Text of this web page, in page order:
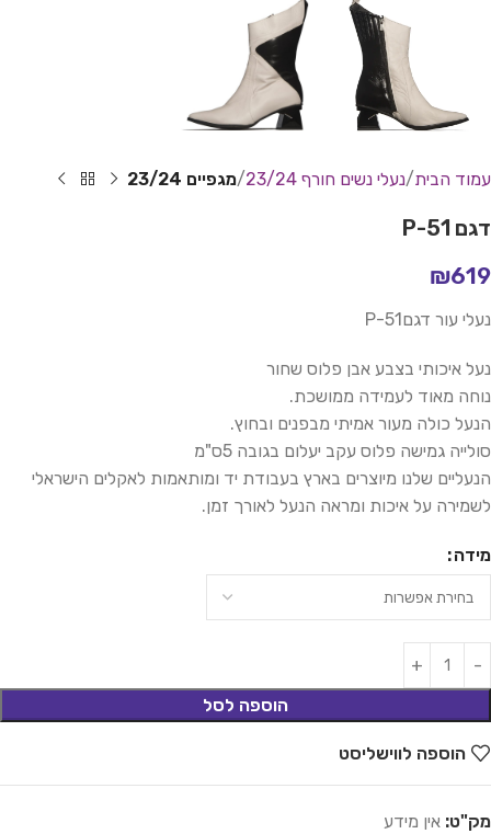
עמוד הבית נעלי נשים חורף 23/24 מגפיים 23/24
דגם P-51
₪619
נעלי עור דגםP-51
נעל איכותי בצבע אבן פלוס שחור
נוחה מאוד לעמידה ממושכת.
הנעל כולה מעור אמיתי מבפנים ובחוץ.
סולייה גמישה פלוס עקב יעלום בגובה 5ס"מ
הנעליים שלנו מיוצרים בארץ בעבודת יד ומותאמות לאקלים הישראלי
לשמירה על איכות ומראה הנעל לאורך זמן.
מידה
הוספה לסל
הוספה לווישליסט
מק"ט: אין מידע